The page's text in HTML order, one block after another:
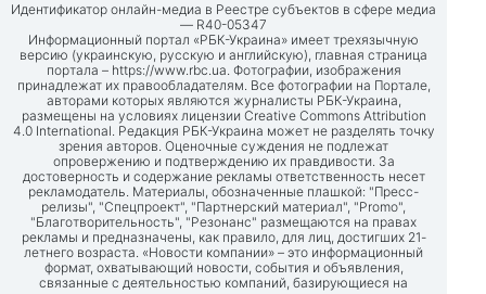
Идентификатор онлайн-медиа в Реестре субъектов в сфере медиа
— R40-05347
Информационный портал «РБК-Украина» имеет трехязычную
версию (украинскую, русскую и английскую), главная страница
портала – https://www.rbc.ua. Фотографии, изображения
принадлежат их правообладателям. Все фотографии на Портале,
авторами которых являются журналисты РБК-Украина,
размещены на условиях лицензии Creative Commons Attribution
4.0 International. Редакция РБК-Украина может не разделять точку
зрения авторов. Оценочные суждения не подлежат
опровержению и подтверждению их правдивости. За
достоверность и содержание рекламы ответственность несет
рекламодатель. Материалы, обозначенные плашкой: "Пресс-
релизы", "Спецпроект", "Партнерский материал", "Promo",
"Благотворительность", "Резонанс" размещаются на правах
рекламы и предназначены, как правило, для лиц, достигших 21-
летнего возраста. «Новости компании» – это информационный
формат, охватывающий новости, события и объявления,
связанные с деятельностью компаний, базирующиеся на